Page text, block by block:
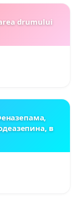
drumului
в